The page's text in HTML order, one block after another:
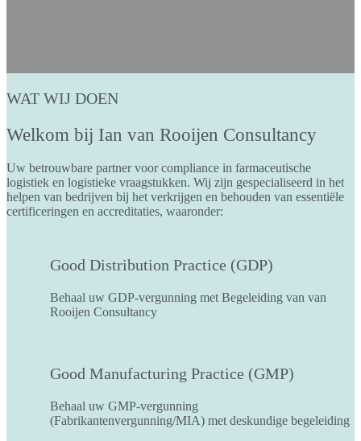
WAT WIJ DOEN
Welkom bij Ian van Rooijen Consultancy
Uw betrouwbare partner voor compliance in farmaceutische
logistiek en logistieke vraagstukken. Wij zijn gespecialiseerd in het
helpen van bedrijven bij het verkrijgen en behouden van essentiële
certificeringen en accreditaties, waaronder:
Good Distribution Practice (GDP)
Behaal uw GDP-vergunning met Begeleiding van van
Rooijen Consultancy
Good Manufacturing Practice (GMP)
Behaal uw GMP-vergunning
(Fabrikantenvergunning/MIA) met deskundige begeleiding